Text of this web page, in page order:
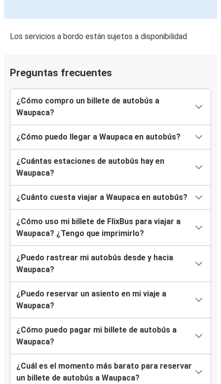
Los servicios a bordo están sujetos a disponibilidad
Preguntas frecuentes
¿Cómo compro un billete de autobús a
Waupaca?
¿Cómo puedo llegar a Waupaca en autobús?
¿Cuántas estaciones de autobús hay en
Waupaca?
¿Cuánto cuesta viajar a Waupaca en autobús?
¿Cómo uso mi billete de FlixBus para viajar a
Waupaca? ¿Tengo que imprimirlo?
¿Puedo rastrear mi autobús desde y hacia
Waupaca?
¿Puedo reservar un asiento en mi viaje a
Waupaca?
¿Cómo puedo pagar mi billete de autobús a
Waupaca?
¿Cuál es el momento más barato para reservar
un billete de autobús a Waupaca?